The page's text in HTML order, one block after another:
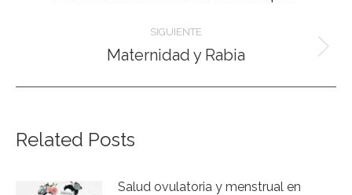
publicaciones
SIGUIENTE
Publicación
Maternidad y Rabia
Related Posts
Salud ovulatoria y menstrual en